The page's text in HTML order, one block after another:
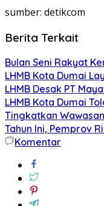
sumber: detikcom
Berita Terkait
Bulan Seni Rakyat
LHMB Kota Dumai
LHMB Desak PT
LHMB Kota Dumai
Tingkatkan
Tahun Ini, Pemprov
Komentar